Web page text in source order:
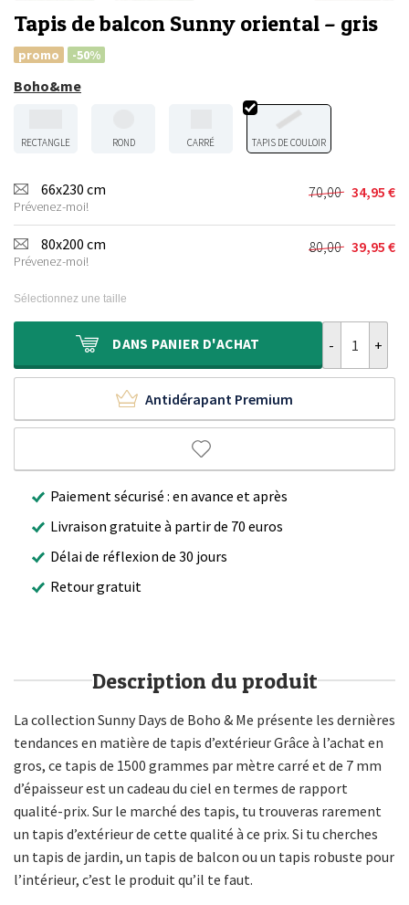
Tapis de balcon Sunny oriental – gris
promo -50%
Boho&me
RECTANGLE ROND CARRÉ TAPIS DE COULOIR
66x230 cm
Prévenez-moi!
70,00
Le
prix
initial
était :
34,95 €
Le
prix
actuel
est :
80x200 cm
Prévenez-moi!
80,00
Le
80,00 €.
39,95 €
Le
39,95 €.
Sélectionnez une taille
DANS PANIER D'ACHAT
Antidérapant Premium
Paiement sécurisé : en avance et après
Livraison gratuite à partir de 70 euros
Délai de réflexion de 30 jours
Retour gratuit
Description du produit
La collection Sunny Days de Boho & Me présente les dernières
tendances en matière de tapis d’extérieur Grâce à l’achat en
gros, ce tapis de 1500 grammes par mètre carré et de 7 mm
d’épaisseur est un cadeau du ciel en termes de rapport
qualité-prix. Sur le marché des tapis, tu trouveras rarement
un tapis d’extérieur de cette qualité à ce prix. Si tu cherches
un tapis de jardin, un tapis de balcon ou un tapis robuste pour
l’intérieur, c’est le produit qu’il te faut.